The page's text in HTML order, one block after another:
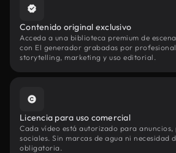
Contenido original exclusivo
Acceda a una biblioteca premium de
con El generador grabadas por
storytelling, marketing y uso editorial.
Licencia para uso comercial
Cada vídeo está autorizado para anuncios,
sociales. Sin marcas de agua ni necesidad
obligatoria.